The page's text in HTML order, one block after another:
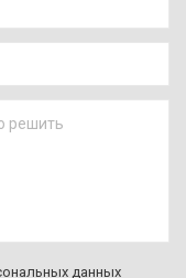
данных